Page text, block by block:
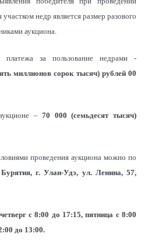
недр является размер разового
аукциона.
платежа за пользование недрами -
миллионов сорок тысяч) рублей 00
–70 000 (семьдесят тысяч)
проведения аукциона можно по
г. Улан-Удэ, ул. Ленина, 57,
с 8:00 до 17:15, пятница с 8:00
до 13:00.